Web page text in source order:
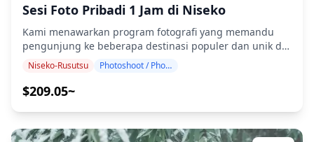
pemotretan, tiga opsi tersedia: (1) menjadwalkan ulang
tanggal dan waktu, (2) mengubah lokasi, atau (3)
membatalkan pemotretan. ![]
(https://assets.hldycdn.com/experiences/
![]
![]
![](https://assets.hldycdn.com/211e862b-9810-4546-
82b5-fa94a13904e5.jpg) ![]
Sesi Foto Pribadi 1 Jam di Niseko
Kami menawarkan program fotografi yang memandu
pengunjung ke beberapa destinasi populer dan unik di
Niseko. Dipandu oleh fotografer berkualifikasi tinggi,
menangkap komposisi alami, dan mengidentifikasi
Anda dengan kami!) Sesi fotografi tersedia di mana saja
di Niseko dan dapat dipesan hingga 3 hari sebelumnya.
Niseko-Rusutsu Photoshoot / Photo tour
$209.05~